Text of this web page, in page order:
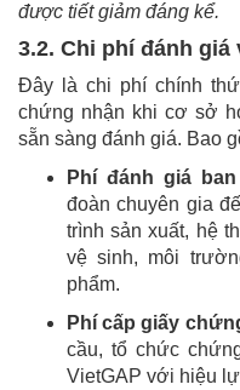
được tiết giảm đáng kể.
3.2. Chi phí đánh
Đây là chi phí chính
chứng nhận khi cơ sở
sẵn sàng đánh giá. Bao
Phí đánh giá
đoàn chuyên gia
trình sản xuất, hệ
vệ sinh, môi
phẩm.
Phí cấp giấy
cầu, tổ chức
VietGAP với hiệu